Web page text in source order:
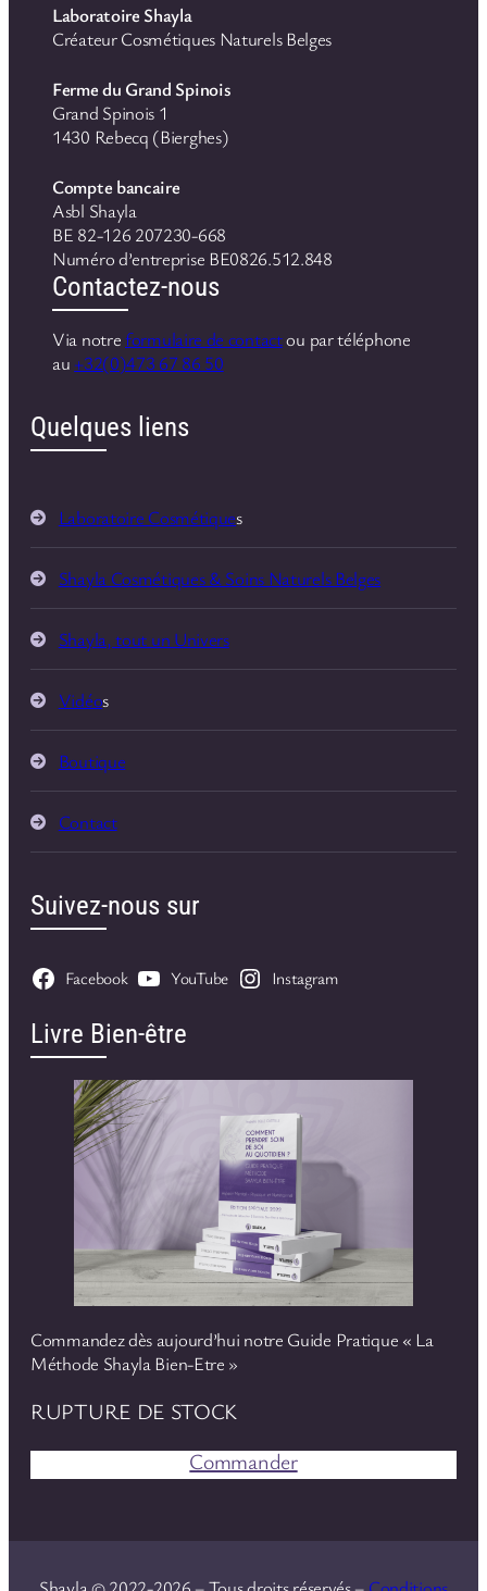
Laboratoire Shayla
Créateur Cosmétiques Naturels Belges
Ferme du Grand Spinois
Grand Spinois 1
1430 Rebecq (Bierghes)
Compte bancaire
Asbl Shayla
BE 82-126 207230-668
Numéro d’entreprise BE0826.512.848
Contactez-nous
Via notreformulaire de contactou par téléphone
au +32(0)473 67 86 50
Quelques liens
Laboratoire Cosmétiques
Shayla Cosmétiques & Soins Naturels Belges
Shayla, tout un Univers
Vidéos
Boutique
Contact
Suivez-nous sur
Facebook YouTube Instagram
Livre Bien-être
Commandez dès aujourd’hui notre Guide Pratique « La
Méthode Shayla Bien-Etre »
RUPTURE DE STOCK
Commander